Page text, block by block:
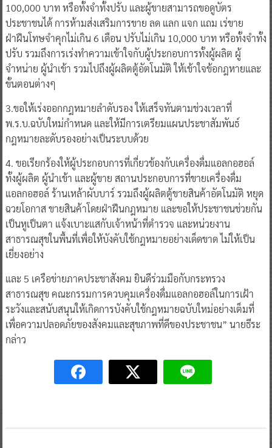
100,000 บาท หรือทั้งจำทั้งปรับ และผู้ขายสามารถขอดูบัตร
ประชาชนได้ การห้ามส่งเสริมการขาย ลด แลก แจก แถม เร่ขาย
ฝ่าฝืนโทษจำคุกไม่เกิน 6 เดือน ปรับไม่เกิน 10,000 บาท หรือทั้งจำทั้ง
ปรับ รวมถึงการเร่งทำความเข้าใจกับผู้ประกอบการทั้งผู้ผลิต ผู้
จำหน่าย ผู้นำเข้า รวมไปถึงผู้ผลิตตู้อัตโนมัติ ให้เข้าใจข้อกฎหายและ
ขั้นตอนต่างๆ
3.ขอให้เร่งออกกฎหมายลำดับรอง ให้เสร็จทันตามช่วงเวลาที่
พ.ร.บ.ฉบับใหม่กำหนด และให้มีการเตรียมแผนประชาสัมพันธ์
กฎหมายละดับรองอย่างเป็นระบบด้วย
4. ขอเรียกร้องให้ผู้ประกอบการที่เกี่ยวข้องกับเครื่องดื่มแอลกอฮอล์
ทั้งผู้ผลิต ผู้นำเข้า และผู้ขาย สถานประกอบการที่ขายเครื่องดื่ม
แอลกอฮอล์ ร้านเหล้าผับบาร์ รวมถึงผู้ผลิตตู้ขายสินค้าอัตโนมัติ หยุด
ฉวยโอกาส ขายสินค้าโดยฝ่าฝืนกฎหมาย และขอให้ประชาชนช่วยกัน
เป็นหูเป็นตา แจ้งเบาะแสกับเจ้าหน้าที่ตำรวจ และหน่วยงาน
สาธารณสุขในพื้นที่เพื่อให้บังคับใช้กฎหมายอย่างเด็ดขาด ไม่ให้เป็น
เยี่ยงอย่าง
และ 5 เครือข่ายภาคประชาสังคม ยินดีร่วมมือกับกระทรวง
สาธารณสุข คณะกรรมการควบคุมเครื่องดื่มแอลกอฮอล์ในการเฝ้า
ระวังและสนับสนุนให้เกิดการบังคับใช้กฎหมายฉบับใหม่อย่างเต็มที่
เพื่อความปลอดภัยของสังคมและสุขภาพที่ดีของประชาชน” นายธีระ
กล่าว